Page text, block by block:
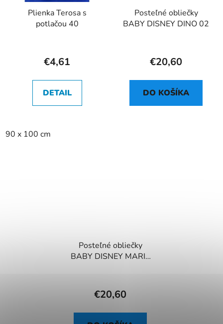
Plienka Terosa s
potlačou 40
€4,61
DETAIL
90 x 100 cm
Posteľné obliečky
BABY DISNEY DINO 02
€20,60
DO KOŠÍKA
Posteľné obliečky
BABY DISNEY MARIE
€20,60